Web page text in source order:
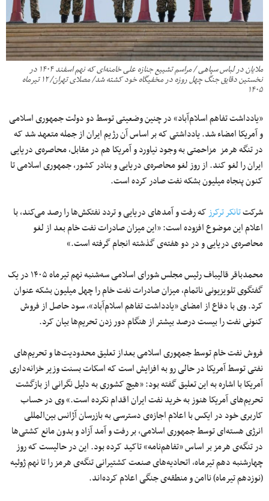
ملایان در لباس سپاهی / مراسم تشییع جنازه علی خامنه‌ای که نهم اسفند ۱۴۰۴ در
نخستین دقایق جنگ چهل روزه در مخفیگاه خود کشته شد/ مصلای تهران/ ۱۲ تیرماه
۱۴۰۵
«یادداشت تفاهم اسلام‌آباد» در چنین وضعیتی توسط دو دولت جمهوری اسلامی
و آمریکا امضاء شد. یادداشتی که بر اساس آن رژیم ایران از جمله متعهد شد که
در تنگه هرمز مزاحمتی به وجود نیاورد و آمریکا هم در مقابل، محاصره‌ی دریایی
ایران را لغو کند. از روز لغو محاصره‌ی دریایی و بنادر کشور، جمهوری اسلامی تا
کنون پنجاه میلیون بشکه نفت صادر کرده است.
شرکتتانکر ترکرزکه رفت و آمدهای دریایی و تردد نفتکش‌ها را رصد می‌کند، با
اعلام این موضوع افزوده است: «این میزان صادرات نفت خام بعد از لغو
محاصره‌ی دریایی و در دو هفته‌ی گذشته انجام گرفته است.»
محمدباقر قالیباف رئیس مجلس شورای اسلامی سه‌شنبه نهم تیرماه ۱۴۰۵ در یک
گفتگوی تلویزیونی ناتمام، میزان صادرات نفت خام را چهل میلیون بشکه عنوان
کرد. وی با دفاع از امضای «یادداشت‌ تفاهم اسلام‌آباد»، سود حاصل از فروش
کنونی نفت را بیست درصد بیشتر از هنگام دور زدن تحریم‌ها بیان کرد.
فروش نفت خام توسط جمهوری اسلامی بعداز تعلیق محدودیت‌ها و تحریم‌های
نفتی توسط آمریکا در حالی رو به افزایش است که اسکات بسنت وزیر خزانه‌داری
آمریکا با اشاره به این تعلیق‌ گفته بود: «هیچ کشوری به‌ دلیل نگرانی از بازگشت
تحریم‌های آمریکا هنوز به خرید نفت ایران اقدام نکرده است.» وی در حساب
کاربری خود در ایکس با اعلام اجازه‌ی دسترسی به بازرسان آژانس بین‌المللی
انرژی هسته‌ای توسط جمهوری اسلامی، بر رفت و آمد آزاد و بدون مانع کشتی‌ها
در تنگه‌ی هرمز بر اساس «تفاهم‌نامه‌» تاکید کرده بود. این در حالیست که روز
چهارشنبه دهم تیرماه، اتحادیه‌‌های صنعت کشتیرانی تنگه‌ی هرمز را تا نهم ژوئیه
(نوزدهم تیرماه) ناامن و منطقه‌ی جنگی اعلام کرده‌اند.